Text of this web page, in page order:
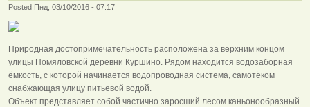
Posted Пнд, 03/10/2016 - 07:17
Природная достопримечательность расположена за верхним концом
улицы Помяловской деревни Куршино. Рядом находится водозаборная
ёмкость, с которой начинается водопроводная система, самотёком
снабжающая улицу питьевой водой.
Объект представляет собой частично заросший лесом каньонообразный